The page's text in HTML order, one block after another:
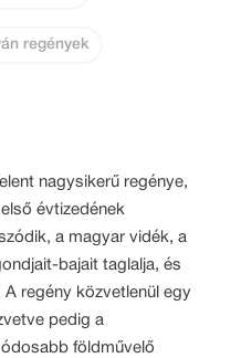
regények
nagysikerű regénye,
évtizedének
a magyar vidék, a
bajait taglalja, és
regény közvetlenül egy
pedig a
földművelő